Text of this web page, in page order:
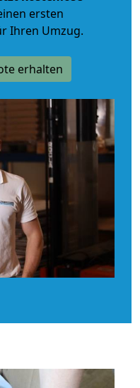
ersten
Ihren Umzug.
erhalten